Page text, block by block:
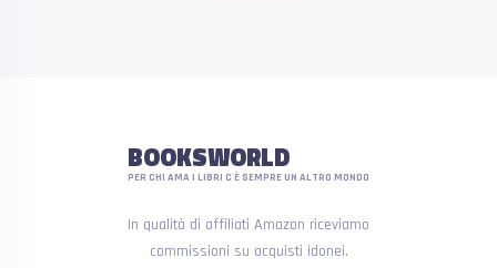
BOOKSWORLD
PER CHI AMA I LIBRI C'È SEMPRE UN ALTRO MONDO
In qualità di affiliati Amazon riceviamo
commissioni su acquisti idonei.